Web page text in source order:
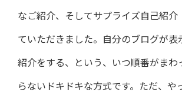
なご紹介、そしてサプライズ自己紹介
ていただきました。自分のブログが表
紹介をする、という、いつ順番がまわ
らないドキドキな方式です。ただ、や